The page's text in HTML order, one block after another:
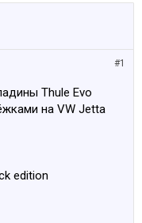
#1
Тhule Evo
на VW Jetta
edition